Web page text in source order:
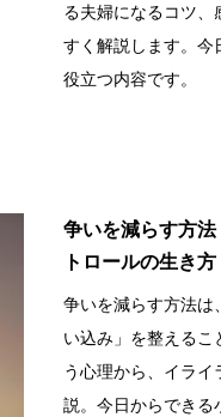
る夫婦になるコツ
すく解説します。今
役立つ内容です。
争いを減らす方
トロールの生き方
争いを減らす方法は
い込み」を整える
う心理から、イラ
説。今日からできる